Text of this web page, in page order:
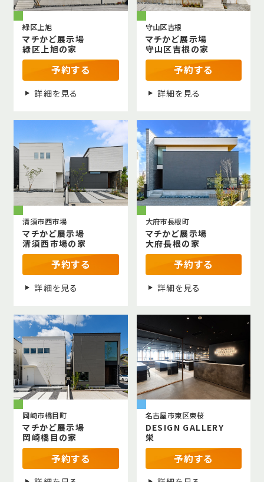
緑区上旭
マチかど展示場
緑区上旭の家
予約する
詳細を見る
守山区吉根
マチかど展示場
守山区吉根の家
予約する
詳細を見る
清須市西市場
マチかど展示場
清須西市場の家
予約する
詳細を見る
大府市長根町
マチかど展示場
大府長根の家
予約する
詳細を見る
岡崎市橋目町
マチかど展示場
岡崎橋目の家
予約する
名古屋市東区東桜
DESIGN GALLERY
栄
予約する